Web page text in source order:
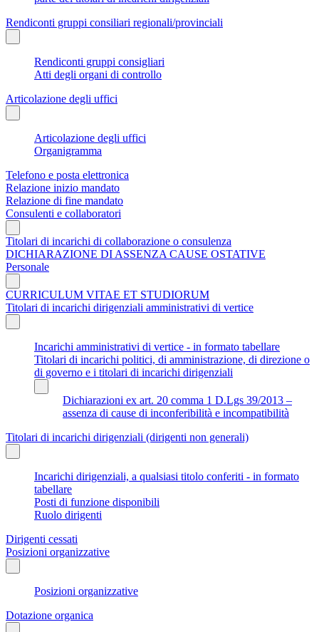
Rendiconti gruppi consiliari regionali/provinciali
Rendiconti gruppi consigliari
Atti degli organi di controllo
Articolazione degli uffici
Articolazione degli uffici
Organigramma
Telefono e posta elettronica
Relazione inizio mandato
Relazione di fine mandato
Consulenti e collaboratori
Titolari di incarichi di collaborazione o consulenza
DICHIARAZIONE DI ASSENZA CAUSE OSTATIVE
Personale
CURRICULUM VITAE ET STUDIORUM
Titolari di incarichi dirigenziali amministrativi di vertice
Incarichi amministrativi di vertice - in formato tabellare
Titolari di incarichi politici, di amministrazione, di direzione o
di governo e i titolari di incarichi dirigenziali
Dichiarazioni ex art. 20 comma 1 D.Lgs 39/2013 –
assenza di cause di inconferibilità e incompatibilità
Titolari di incarichi dirigenziali (dirigenti non generali)
Incarichi dirigenziali, a qualsiasi titolo conferiti - in formato
tabellare
Posti di funzione disponibili
Ruolo dirigenti
Dirigenti cessati
Posizioni organizzative
Posizioni organizzative
Dotazione organica